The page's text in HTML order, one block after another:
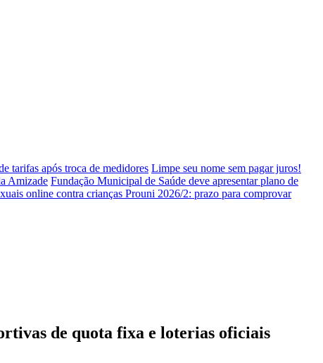
tarifas após troca de medidores Limpe seu nome sem pagar juros!
Amizade Fundação Municipal de Saúde deve apresentar plano de
online contra crianças Prouni 2026/2: prazo para comprovar
de quota fixa e loterias oficiais